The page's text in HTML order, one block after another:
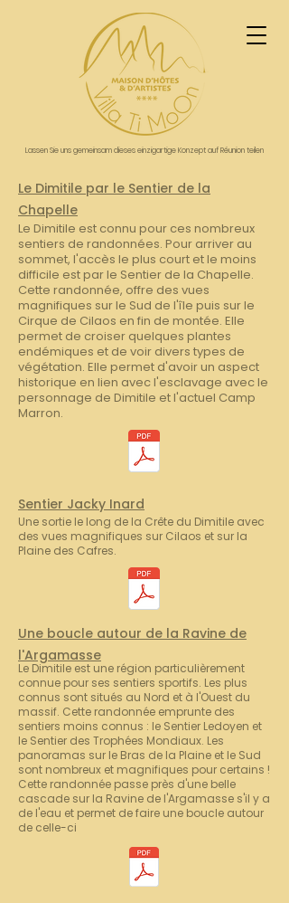
Lassen Sie uns gemeinsam dieses einzigartige Konzept auf Réunion teilen
Le Dimitile par le Sentier de la
Chapelle
Le Dimitile est connu pour ces nombreux
sentiers de randonnées. Pour arriver au
sommet, l'accès le plus court et le moins
difficile est par le Sentier de la Chapelle.
Cette randonnée, offre des vues
magnifiques sur le Sud de l'île puis sur le
Cirque de Cilaos en fin de montée. Elle
permet de croiser quelques plantes
endémiques et de voir divers types de
végétation. Elle permet d'avoir un aspect
historique en lien avec l'esclavage avec le
personnage de Dimitile et l'actuel Camp
Marron.
Sentier Jacky Inard
Une sortie le long de la Crête du Dimitile avec
des vues magnifiques sur Cilaos et sur la
Plaine des Cafres.
Une boucle autour de la Ravine de
l'Argamasse
Le Dimitile est une région particulièrement
connue pour ses sentiers sportifs. Les plus
connus sont situés au Nord et à l'Ouest du
massif. Cette randonnée emprunte des
sentiers moins connus : le Sentier Ledoyen et
le Sentier des Trophées Mondiaux. Les
panoramas sur le Bras de la Plaine et le Sud
sont nombreux et magnifiques pour certains !
Cette randonnée passe près d'une belle
cascade sur la Ravine de l'Argamasse s'il y a
de l'eau et permet de faire une boucle autour
de celle-ci